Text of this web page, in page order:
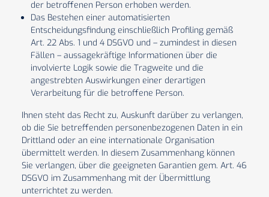
der betroffenen Person erhoben werden.
Das Bestehen einer automatisierten
Entscheidungsfindung einschließlich Profiling gemäß
Art. 22 Abs. 1 und 4 DSGVO und – zumindest in diesen
Fällen – aussagekräftige Informationen über die
involvierte Logik sowie die Tragweite und die
angestrebten Auswirkungen einer derartigen
Verarbeitung für die betroffene Person.
Ihnen steht das Recht zu, Auskunft darüber zu verlangen,
ob die Sie betreffenden personenbezogenen Daten in ein
Drittland oder an eine internationale Organisation
übermittelt werden. In diesem Zusammenhang können
Sie verlangen, über die geeigneten Garantien gem. Art. 46
DSGVO im Zusammenhang mit der Übermittlung
unterrichtet zu werden.